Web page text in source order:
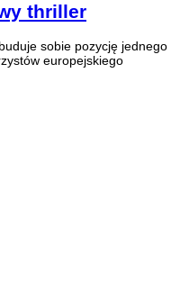
thriller
sobie pozycję jednego
europejskiego